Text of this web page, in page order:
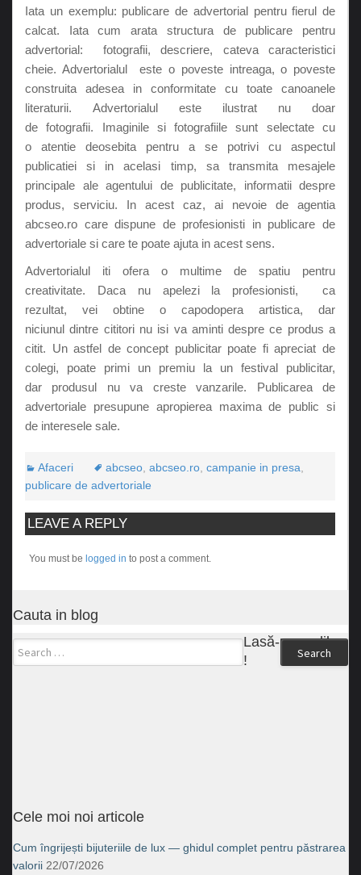
Iata un exemplu: publicare de advertorial pentru fierul de
calcat. Iata cum arata structura de publicare pentru
advertorial: fotografii, descriere, cateva caracteristici
cheie. Advertorialul este o poveste intreaga, o poveste
construita adesea in conformitate cu toate canoanele
literaturii. Advertorialul este ilustrat nu doar
de fotografii. Imaginile si fotografiile sunt selectate cu
o atentie deosebita pentru a se potrivi cu aspectul
publicatiei si in acelasi timp, sa transmita mesajele
principale ale agentului de publicitate, informatii despre
produs, serviciu. In acest caz, ai nevoie de agentia
abcseo.ro care dispune de profesionisti in publicare de
advertoriale si care te poate ajuta in acest sens.
Advertorialul iti ofera o multime de spatiu pentru
creativitate. Daca nu apelezi la profesionisti, ca
rezultat, vei obtine o capodopera artistica, dar
niciunul dintre cititori nu isi va aminti despre ce produs a
citit. Un astfel de concept publicitar poate fi apreciat de
colegi, poate primi un premiu la un festival publicitar,
dar produsul nu va creste vanzarile. Publicarea de
advertoriale presupune apropierea maxima de public si
de interesele sale.
Afaceri abcseo abcseo.ro campanie in presa
publicare de advertoriale
LEAVE A REPLY
You must be logged in to post a comment.
Cauta in blog
Search
Lasă-ne un like
!
Cele moi noi articole
Cum îngrijești bijuteriile de lux — ghidul complet pentru păstrarea
valorii 22/07/2026